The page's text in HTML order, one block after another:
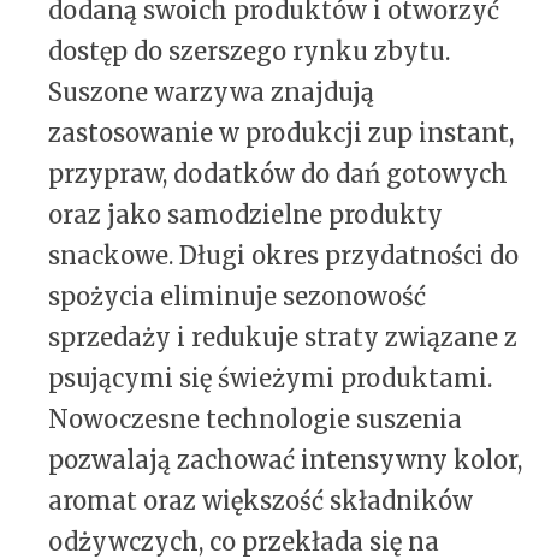
dodaną swoich produktów i otworzyć
dostęp do szerszego rynku zbytu.
Suszone warzywa znajdują
zastosowanie w produkcji zup instant,
przypraw, dodatków do dań gotowych
oraz jako samodzielne produkty
snackowe. Długi okres przydatności do
spożycia eliminuje sezonowość
sprzedaży i redukuje straty związane z
psującymi się świeżymi produktami.
Nowoczesne technologie suszenia
pozwalają zachować intensywny kolor,
aromat oraz większość składników
odżywczych, co przekłada się na